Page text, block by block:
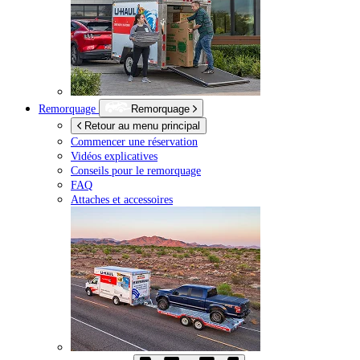
Remorquage
Remorquage
Retour au menu principal
Commencer une réservation
Vidéos explicatives
Conseils pour le remorquage
FAQ
Attaches et accessoires